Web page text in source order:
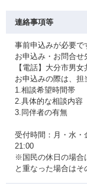
連絡事項等
事前申込みが必要で
お申込み・お問合せ
【電話】大分市男
お申込みの際は、担
1.相談希望時間帯
2.具体的な相談内容
3.同伴者の有無
受付時間：月・水・
21:00
※国民の休日の場合
と重なった場合はそ